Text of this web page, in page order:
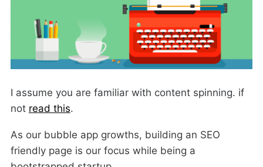
I assume you are familiar with content spinning. if
not read this.
As our bubble app growths, building an SEO
friendly page is our focus while being a